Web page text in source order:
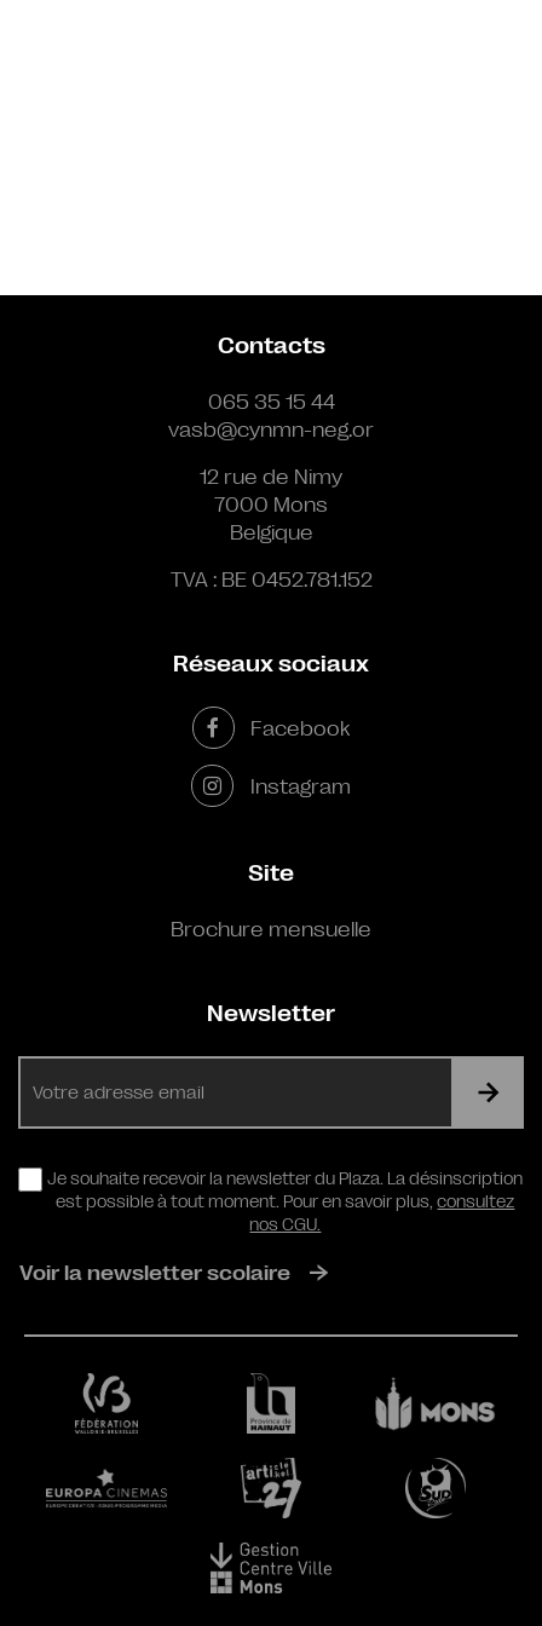
Contacts
065 35 15 44
vasb@cynmn-neg.or
12 rue de Nimy
7000 Mons
Belgique
TVA : BE 0452.781.152
Réseaux sociaux
Facebook
Instagram
Site
Brochure mensuelle
Newsletter
RGPD
Je souhaite recevoir la newsletter du Plaza. La désinscription
est possible à tout moment. Pour en savoir plus,consultez
nos CGU.
Voir la newsletter scolaire